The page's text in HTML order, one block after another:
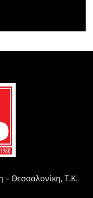
– Θεσσαλονίκη, Τ.Κ.